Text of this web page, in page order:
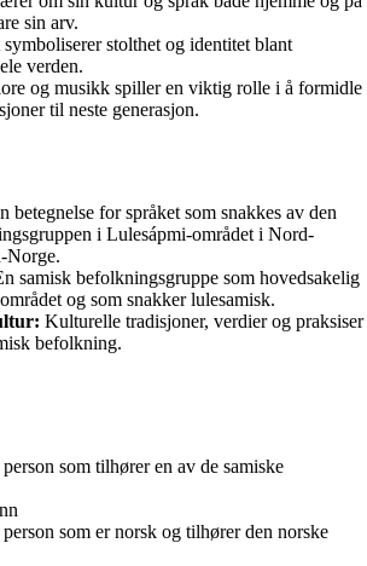
sin arv.
stolthet og identitet blant
verden.
og musikk spiller en viktig rolle i å formidle
til neste generasjon.
betegnelse for språket som snakkes av den
i Lulesápmi-området i Nord-
Norge.
samisk befolkningsgruppe som hovedsakelig
og som snakker lulesamisk.
Kulturelle tradisjoner, verdier og praksiser
befolkning.
som tilhører en av de samiske
som er norsk og tilhører den norske